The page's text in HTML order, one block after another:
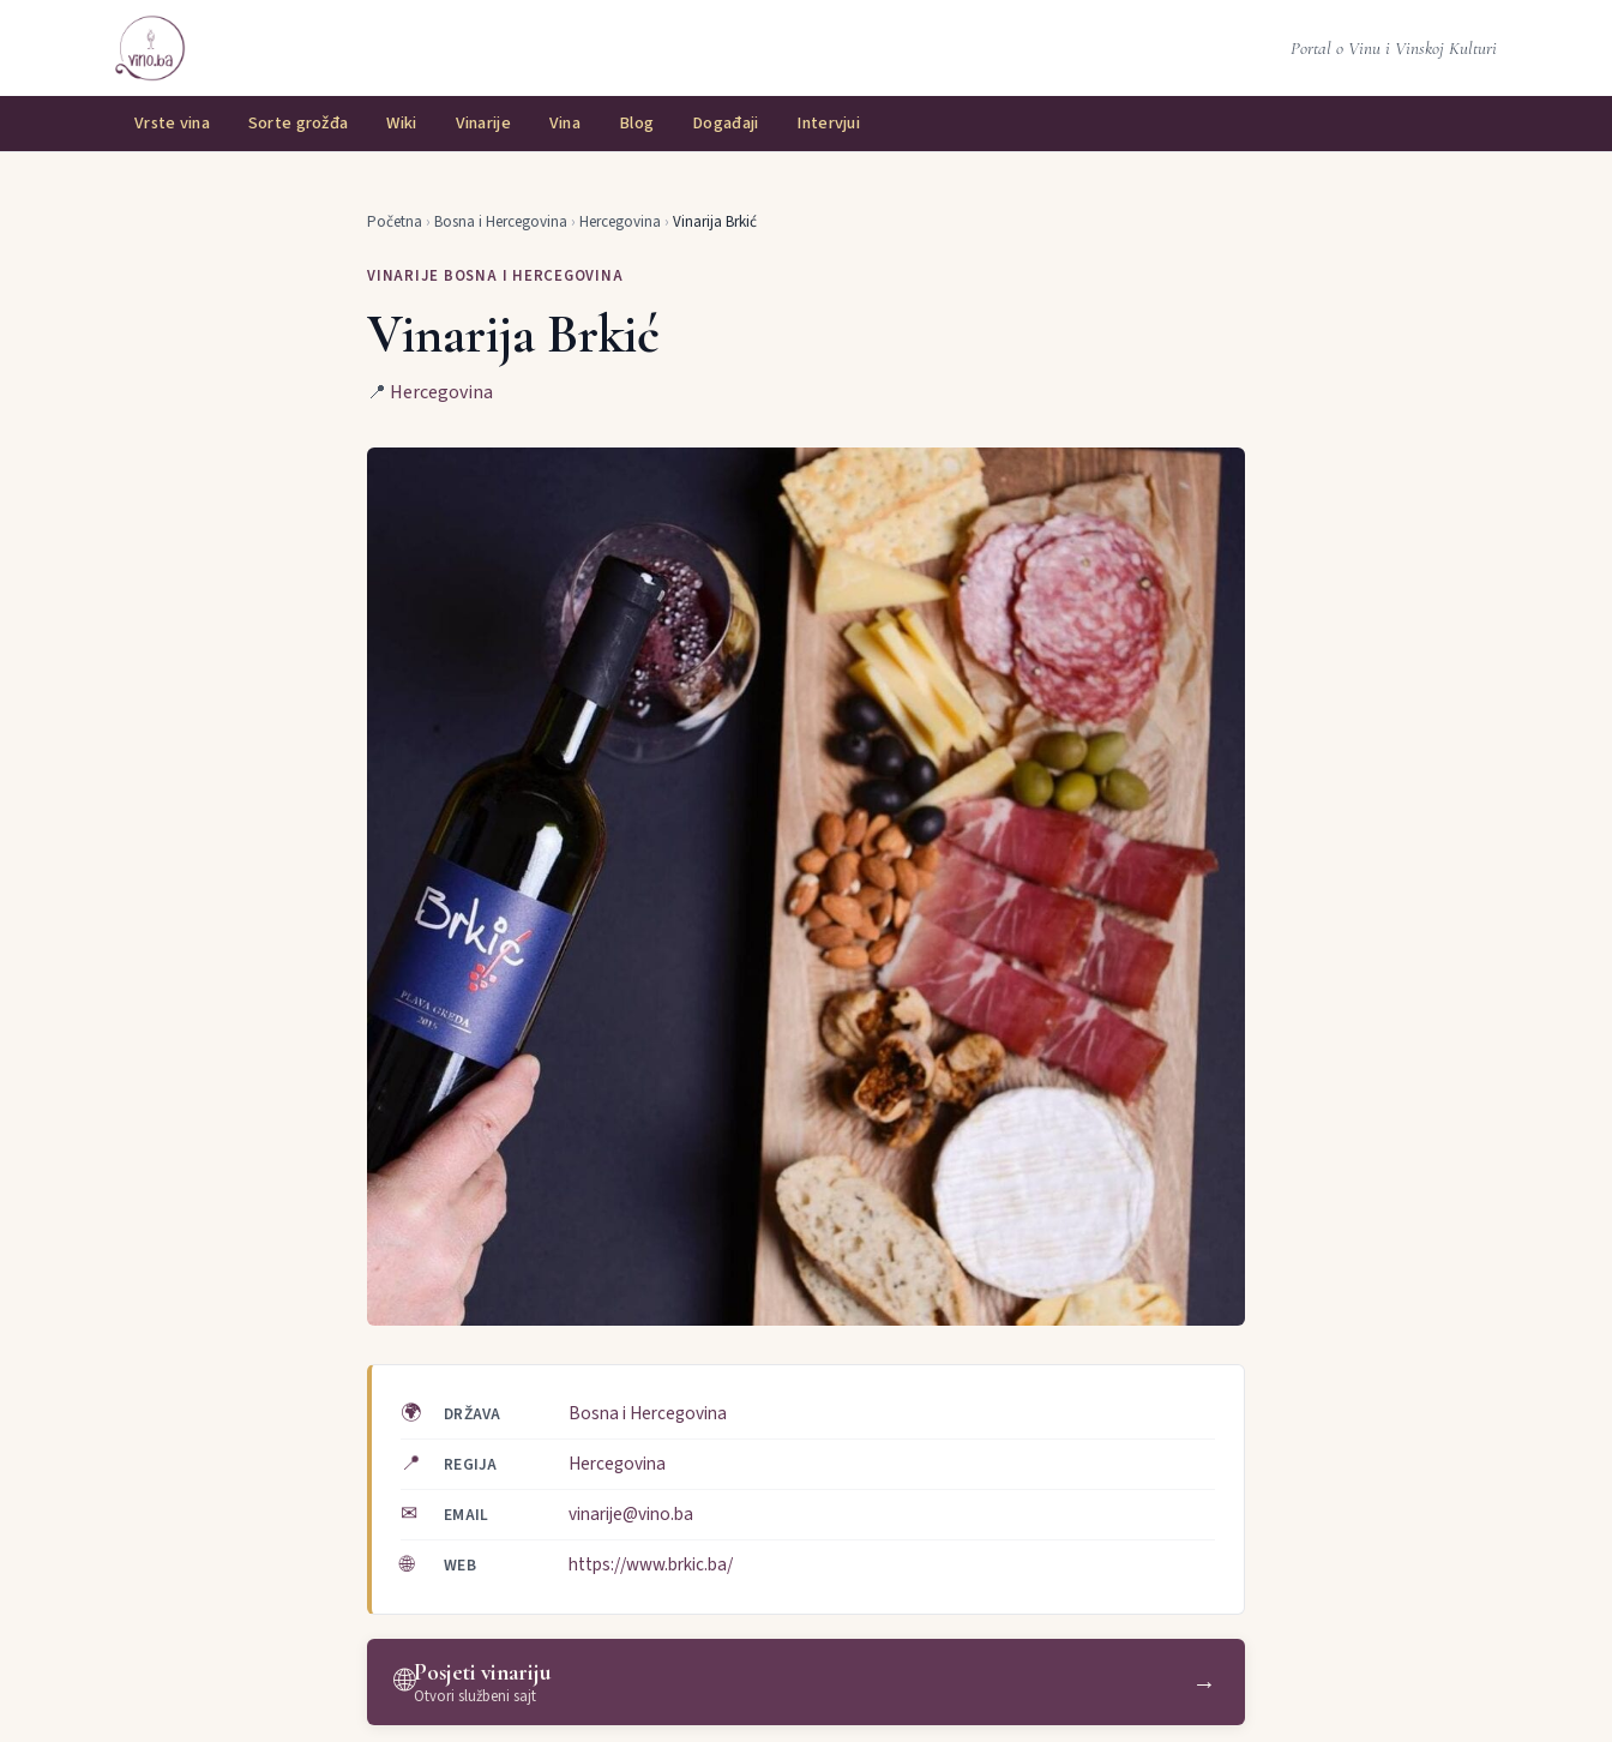
Portal o Vinu i Vinskoj Kulturi
Vrste vina Sorte grožđa Wiki Vinarije Vina Blog Događaji Intervjui
Početna › Bosna i Hercegovina › Hercegovina › Vinarija Brkić
VINARIJE BOSNA I HERCEGOVINA
Vinarija Brkić
📍 Hercegovina
🌍 DRŽAVA Bosna i Hercegovina
📍 REGIJA Hercegovina
✉ EMAIL vinarije@vino.ba
🌐 WEB https://www.brkic.ba/
🌐Posjeti vinariju
Otvori službeni sajt →